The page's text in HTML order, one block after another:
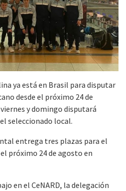
ya está en Brasil para disputar
desde el próximo 24 de
y domingo disputará
seleccionado local.
entrega tres plazas para el
próximo 24 de agosto en
en el CeNARD, la delegación